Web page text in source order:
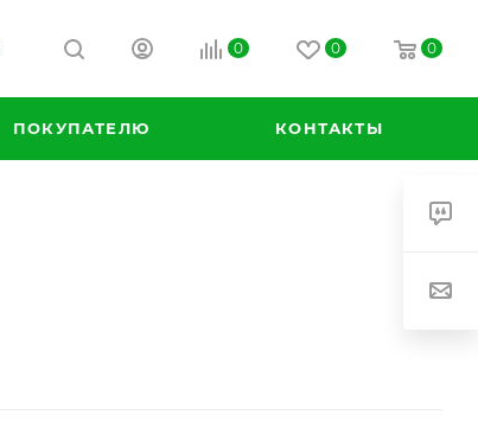
0 0 0
ПОКУПАТЕЛЮ КОНТАКТЫ